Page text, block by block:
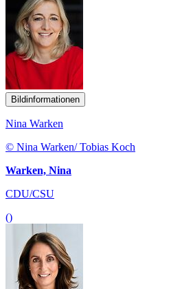
Bildinformationen
Nina Warken
© Nina Warken/ Tobias Koch
Warken, Nina
CDU/CSU
()